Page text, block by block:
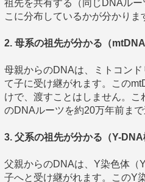
祖先を共有する（同じDNAル
こに分布しているかが分かりま
2. 母系の祖先が分かる（mtDNA
母親からのDNAは、ミトコン
て子に受け継がれます。この
けで、渡すことはしません。
のDNAルーツを約20万年前まで
3. 父系の祖先が分かる（Y-DNA
父親からのDNAは、Y染色体（
子へと受け継がれます。このY